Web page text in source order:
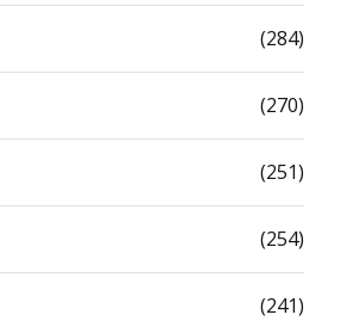
(284)
(270)
(251)
(254)
(241)